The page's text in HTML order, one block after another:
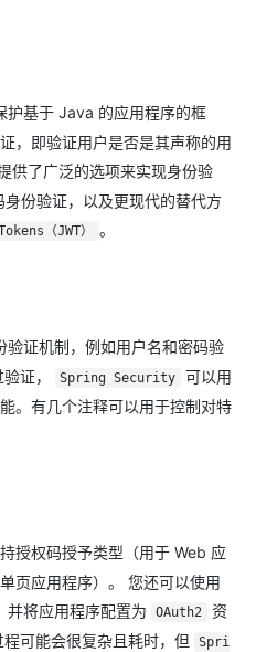
护基于 Java 的应用程序的框
，即验证用户是否是其声称的用
供了广泛的选项来实现身份验
份验证，以及更现代的替代方
（JWT） 。
验证机制，例如用户名和密码验
证， Spring Security
可以用
。有几个注释可以用于控制对特
授权码授予类型（用于 Web 应
页应用程序）。 您还可以使用
并将应用程序配置为 OAuth2
资
程可能会很复杂且耗时，但
Spri